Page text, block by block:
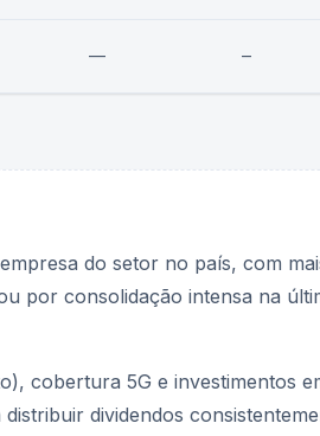
— —
do setor no país, com
por consolidação intensa na
cobertura 5G e investimentos
dividendos